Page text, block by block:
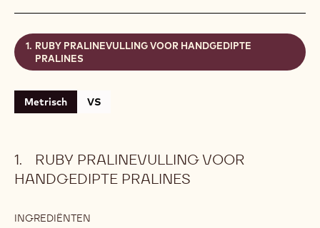
RUBY PRALINEVULLING VOOR HANDGEDIPTE
PRALINES
Metrisch VS
RUBY PRALINEVULLING VOOR
HANDGEDIPTE PRALINES
INGREDIËNTEN